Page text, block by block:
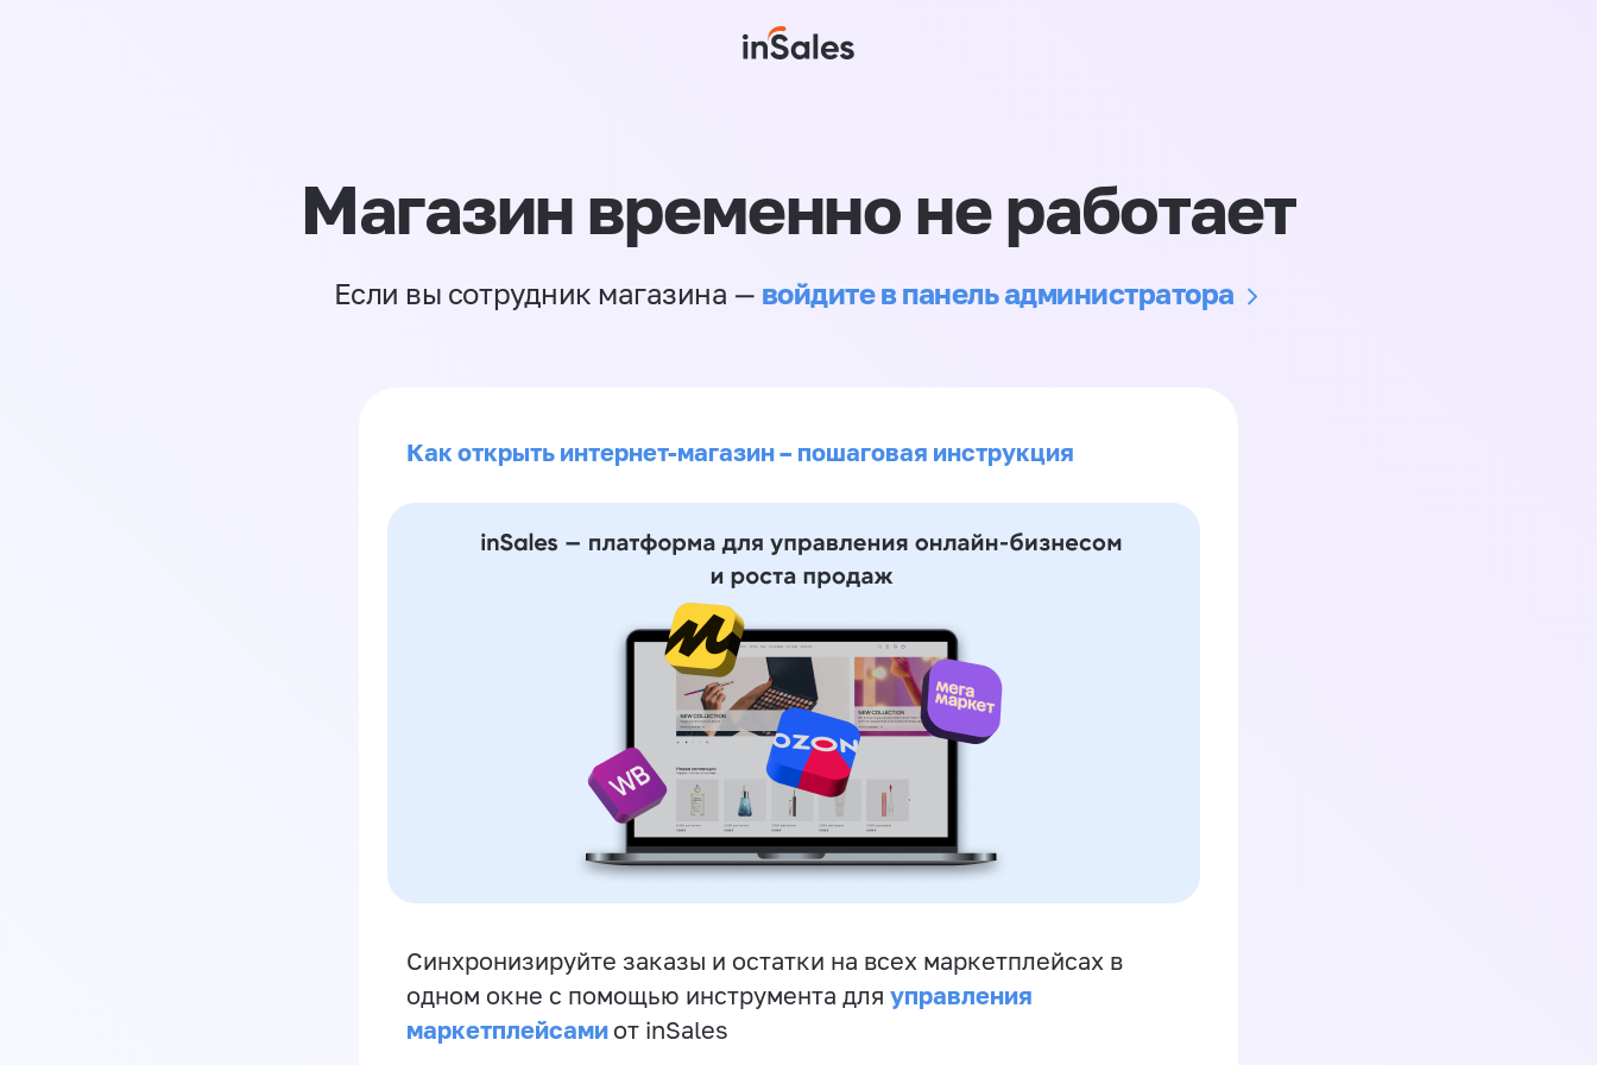
Магазин временно не работает
Если вы сотрудник магазина — войдите в панель администратора
Как открыть интернет-магазин – пошаговая инструкция
Синхронизируйте заказы и остатки на всех маркетплейсах в
одном окне с помощью инструмента для управления
маркетплейсами от inSales